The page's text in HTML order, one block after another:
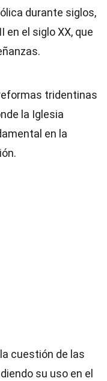
durante siglos,
en el siglo XX, que
tridentinas
la Iglesia
en la
cuestión de las
su uso en el